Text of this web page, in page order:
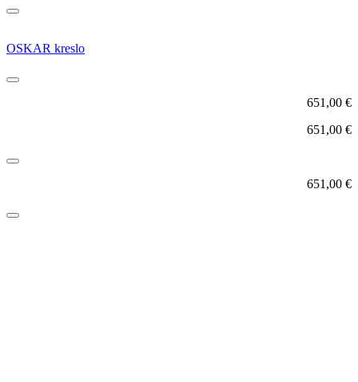
OSKAR kreslo
651,00 €
651,00 €
651,00 €